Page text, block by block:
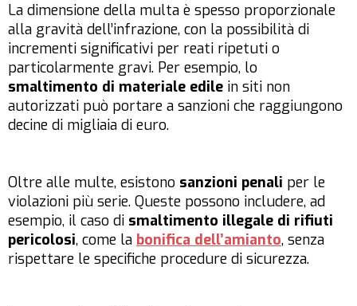
La dimensione della multa è spesso proporzionale
alla gravità dell’infrazione, con la possibilità di
incrementi significativi per reati ripetuti o
particolarmente gravi. Per esempio, lo
smaltimento di materiale edile in siti non
autorizzati può portare a sanzioni che raggiungono
decine di migliaia di euro.
Oltre alle multe, esistono sanzioni penali per le
violazioni più serie. Queste possono includere, ad
esempio, il caso di smaltimento illegale di rifiuti
pericolosi, come la bonifica dell’amianto, senza
rispettare le specifiche procedure di sicurezza.